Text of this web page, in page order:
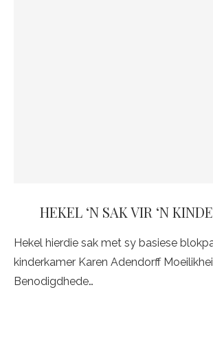
HEKEL ‘N SAK VIR ‘N
Hekel hierdie sak met sy basiese
kinderkamer Karen Adendorff
Benodigdhede…